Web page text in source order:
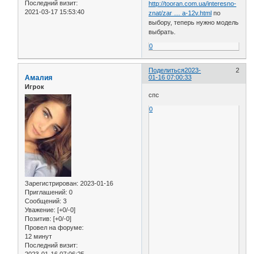
Последний визит:
2021-03-17 15:53:40
http://tooran.com.ua/interesno-
znat/zar … a-12v.html по
выбору, теперь нужно модель
выбрать.
0
Поделиться 2
2023-
01-16 07:00:33
Амалия
Игрок
Зарегистрирован: 2023-01-16
Приглашений: 0
Сообщений: 3
Уважение: [+0/-0]
Позитив: [+0/-0]
Провел на форуме:
12 минут
Последний визит:
спс
0